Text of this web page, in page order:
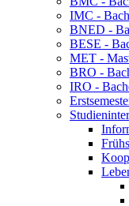
IMC -
BNED -
BESE -
MET -
BRO -
IRO -